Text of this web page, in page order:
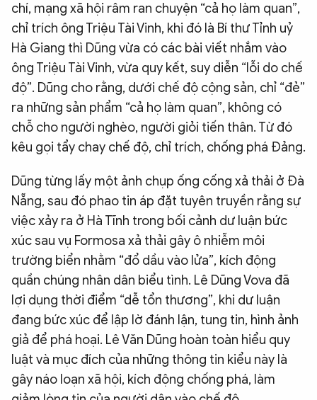
chí, mạng xã hội râm ran chuyện “cả họ làm quan”,
chỉ trích ông Triệu Tài Vinh, khi đó là Bí thư Tỉnh uỷ
Hà Giang thì Dũng vừa có các bài viết nhắm vào
ông Triệu Tài Vinh, vừa quy kết, suy diễn “lỗi do chế
độ”. Dũng cho rằng, dưới chế độ cộng sản, chỉ “đẻ”
ra những sản phẩm “cả họ làm quan”, không có
chỗ cho người nghèo, người giỏi tiến thân. Từ đó
kêu gọi tẩy chay chế độ, chỉ trích, chống phá Đảng.
Dũng từng lấy một ảnh chụp ống cống xả thải ở Đà
Nẵng, sau đó phao tin áp đặt tuyên truyền rằng sự
việc xảy ra ở Hà Tĩnh trong bối cảnh dư luận bức
xúc sau vụ Formosa xả thải gây ô nhiễm môi
trường biển nhằm “đổ dầu vào lửa”, kích động
quần chúng nhân dân biểu tình. Lê Dũng Vova đã
lợi dụng thời điểm “dễ tổn thương”, khi dư luận
đang bức xúc để lập lờ đánh lận, tung tin, hình ảnh
giả để phá hoại. Lê Văn Dũng hoàn toàn hiểu quy
luật và mục đích của những thông tin kiểu này là
gây náo loạn xã hội, kích động chống phá, làm